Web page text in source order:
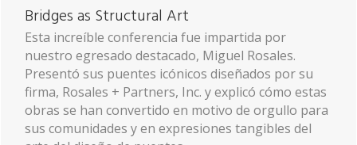
Exposición de los mejores proyectos
Destacamos el esfuerzo, talento y creatividad de
nuestros estudiantes de Arquitectura, Diseño de
Interiores, Diseño de Producto y Diseño Digital
Interactivo.